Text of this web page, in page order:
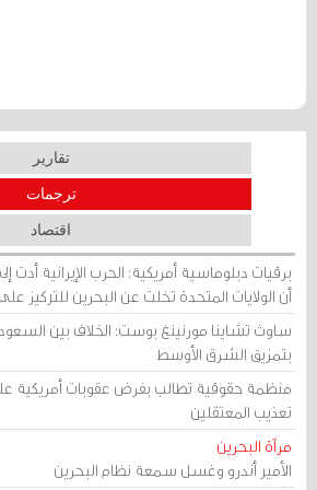
تقارير
ترجمات
اقتصاد
برقيات دبلوماسية أمريكية: الحرب الإيرانية أدت
أن الولايات المتحدة تخلت عن البحرين للتركيز
ساوث تشاينا مورنينغ بوست: الخلاف بين
بتمزيق الشرق الأوسط
منظمة حقوقية تطالب بفرض عقوبات أمريكية
تعذيب المعتقلين
مرآة البحرين
الأمير أندرو وغسل سمعة نظام البحرين